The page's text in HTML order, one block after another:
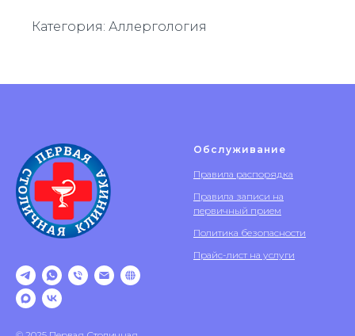
Категория: Аллергология
Обслуживание
Правила распорядка
Правила записи на
первичный прием
Политика безопасности
Прайс-лист на услуги